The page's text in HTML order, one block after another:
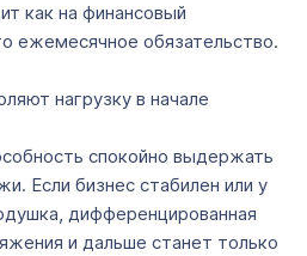
как на финансовый
ежемесячное обязательство.
нагрузку в начале
спокойно выдержать
Если бизнес стабилен или у
дифференцированная
и дальше станет только